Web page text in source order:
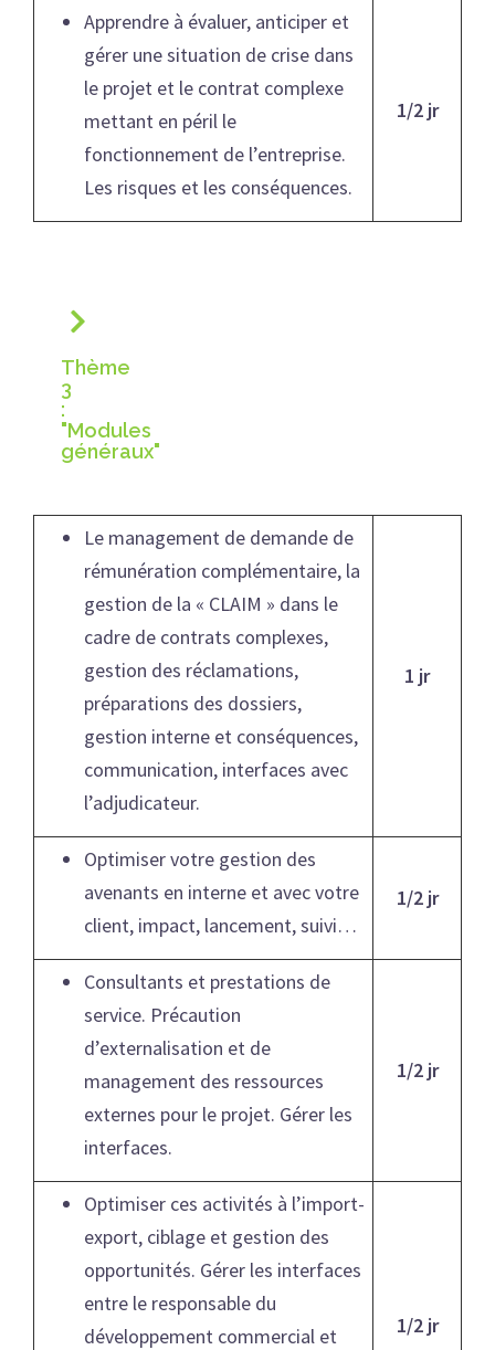
Apprendre à évaluer, anticiper et
gérer une situation de crise dans
le projet et le contrat complexe
mettant en péril le
fonctionnement de l’entreprise.
Les risques et les conséquences.
1/2 jr
Thème
3
:
"Modules
généraux"
Le management de demande de
rémunération complémentaire, la
gestion de la « CLAIM » dans le
cadre de contrats complexes,
gestion des réclamations,
préparations des dossiers,
gestion interne et conséquences,
communication, interfaces avec
l’adjudicateur.
1 jr
Optimiser votre gestion des
avenants en interne et avec votre
client, impact, lancement, suivi…
1/2 jr
Consultants et prestations de
service. Précaution
d’externalisation et de
management des ressources
externes pour le projet. Gérer les
interfaces.
1/2 jr
Optimiser ces activités à l’import-
export, ciblage et gestion des
opportunités. Gérer les interfaces
entre le responsable du
développement commercial et
1/2 jr